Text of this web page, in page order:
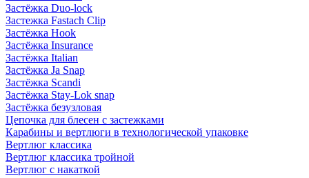
Застёжка Duo-lock
Застежка Fastach Clip
Застёжка Hook
Застёжка Insurance
Застёжка Italian
Застёжка Ja Snap
Застёжка Scandi
Застёжка Stay-Lok snap
Застёжка безузловая
Цепочка для блесен с застежками
Карабины и вертлюги в технологической упаковке
Вертлюг классика
Вертлюг классика тройной
Вертлюг с накаткой